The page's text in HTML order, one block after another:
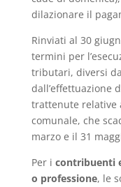
dilazionare il
Rinviati al 30
termini per
tributari, diversi
dall’effettuazione
trattenute relative
comunale, che
marzo e il 31
Per i contribuenti
o professione, le